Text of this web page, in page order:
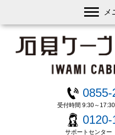
受付時間 9:30～17:30
サポートセンター
メ